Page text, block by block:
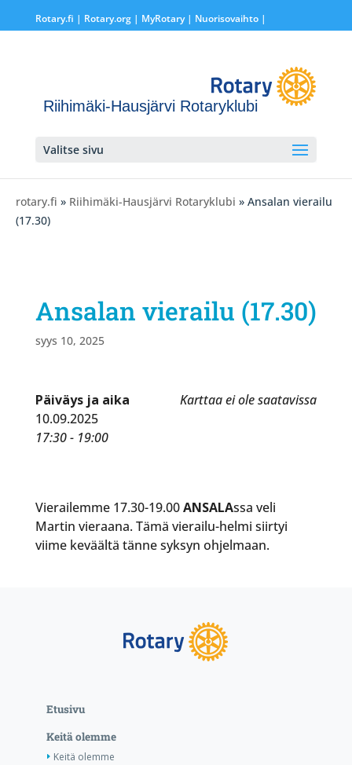
Rotary.fi | Rotary.org| MyRotary | Nuorisovaihto|
Riihimäki-Hausjärvi Rotaryklubi
Valitse sivu
rotary.fi » Riihimäki-Hausjärvi Rotaryklubi » Ansalan vierailu
(17.30)
Ansalan vierailu (17.30)
syys 10, 2025
Karttaa ei ole saatavissa
Päiväys ja aika
10.09.2025
17:30 - 19:00
Vierailemme 17.30-19.00ANSALAssa veli
Martin vieraana. Tämä vierailu-helmi siirtyi
viime keväältä tänne syksyn ohjelmaan.
Etusivu
Keitä olemme
Keitä olemme